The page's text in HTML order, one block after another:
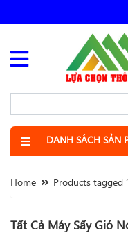
DANH SÁCH SẢN
Home Products tagged
Tất Cả Máy Sấy Gió